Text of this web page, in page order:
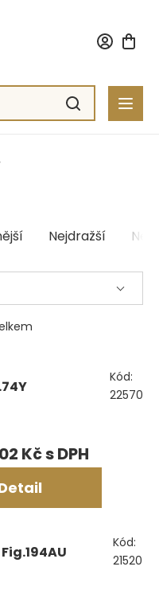
Nejdražší
Kč
Kód:
22570
Kód:
21520